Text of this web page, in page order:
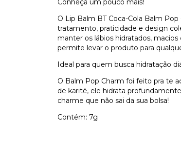
Conheça um pouco mais!
O Lip Balm BT Coca-Cola Balm
tratamento, praticidade e design
manter os lábios hidratados,
permite levar o produto para
Ideal para quem busca hidratação
O Balm Pop Charm foi feito pra te
de karité, ele hidrata
charme que não sai da sua bolsa!
Contém: 7g